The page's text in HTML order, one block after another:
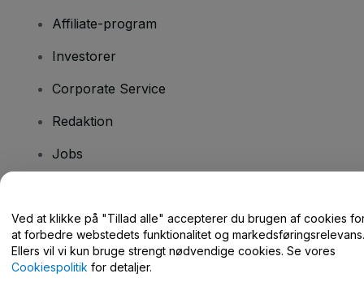
Affiliate-program
Investorer
Corporate Service
Redaktion
Jobs
Har du spørgsmål?
Hjælpecenter / Kontakt os
Ved at klikke på "Tillad alle" accepterer du brugen af cookies
at forbedre webstedets funktionalitet og markedsføringsrelevans.
Ellers vil vi kun bruge strengt nødvendige cookies. Se vores
Cookiespolitik for detaljer.